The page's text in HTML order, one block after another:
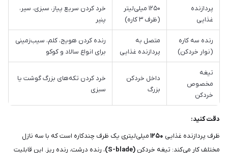
پردازنده
غذایی
۱۲۵۰ میلی‌لیتر
(ظرف ۳ کاره)
خرد کردن سریع پیاز، سبزی، سیر،
پنیر
رنده سه کاره
(نوار خردکن)
متصل به
پردازنده غذایی
رنده کردن هویج، کلم، سیب‌زمینی
برای انواع سالاد و کوکو
تیغه
مخصوص
خردکن
داخل خردکن
بزرگ
خرد کردن تکه‌های بزرگ گوشت یا
سبزی
دقت کنید:
ظرف پردازنده غذایی ۱۲۵۰میلی‌لیتری یک ظرف چندکاره است که با سه نازل
مختلف کار می‌کند: تیغه خردکن (S-blade)
، رنده درشت، رنده ریز. این قابلیت